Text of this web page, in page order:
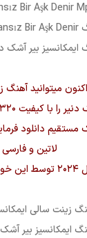
تومان!!!
Bir Aşk Denir
Bir Aşk Denir
ایمکانسیز بیر آشک
میتوانید آهنگ
دنیر
مستقیم دانلود
لاتین و فارسی
زینت سالی
ایمکانسیز بیر